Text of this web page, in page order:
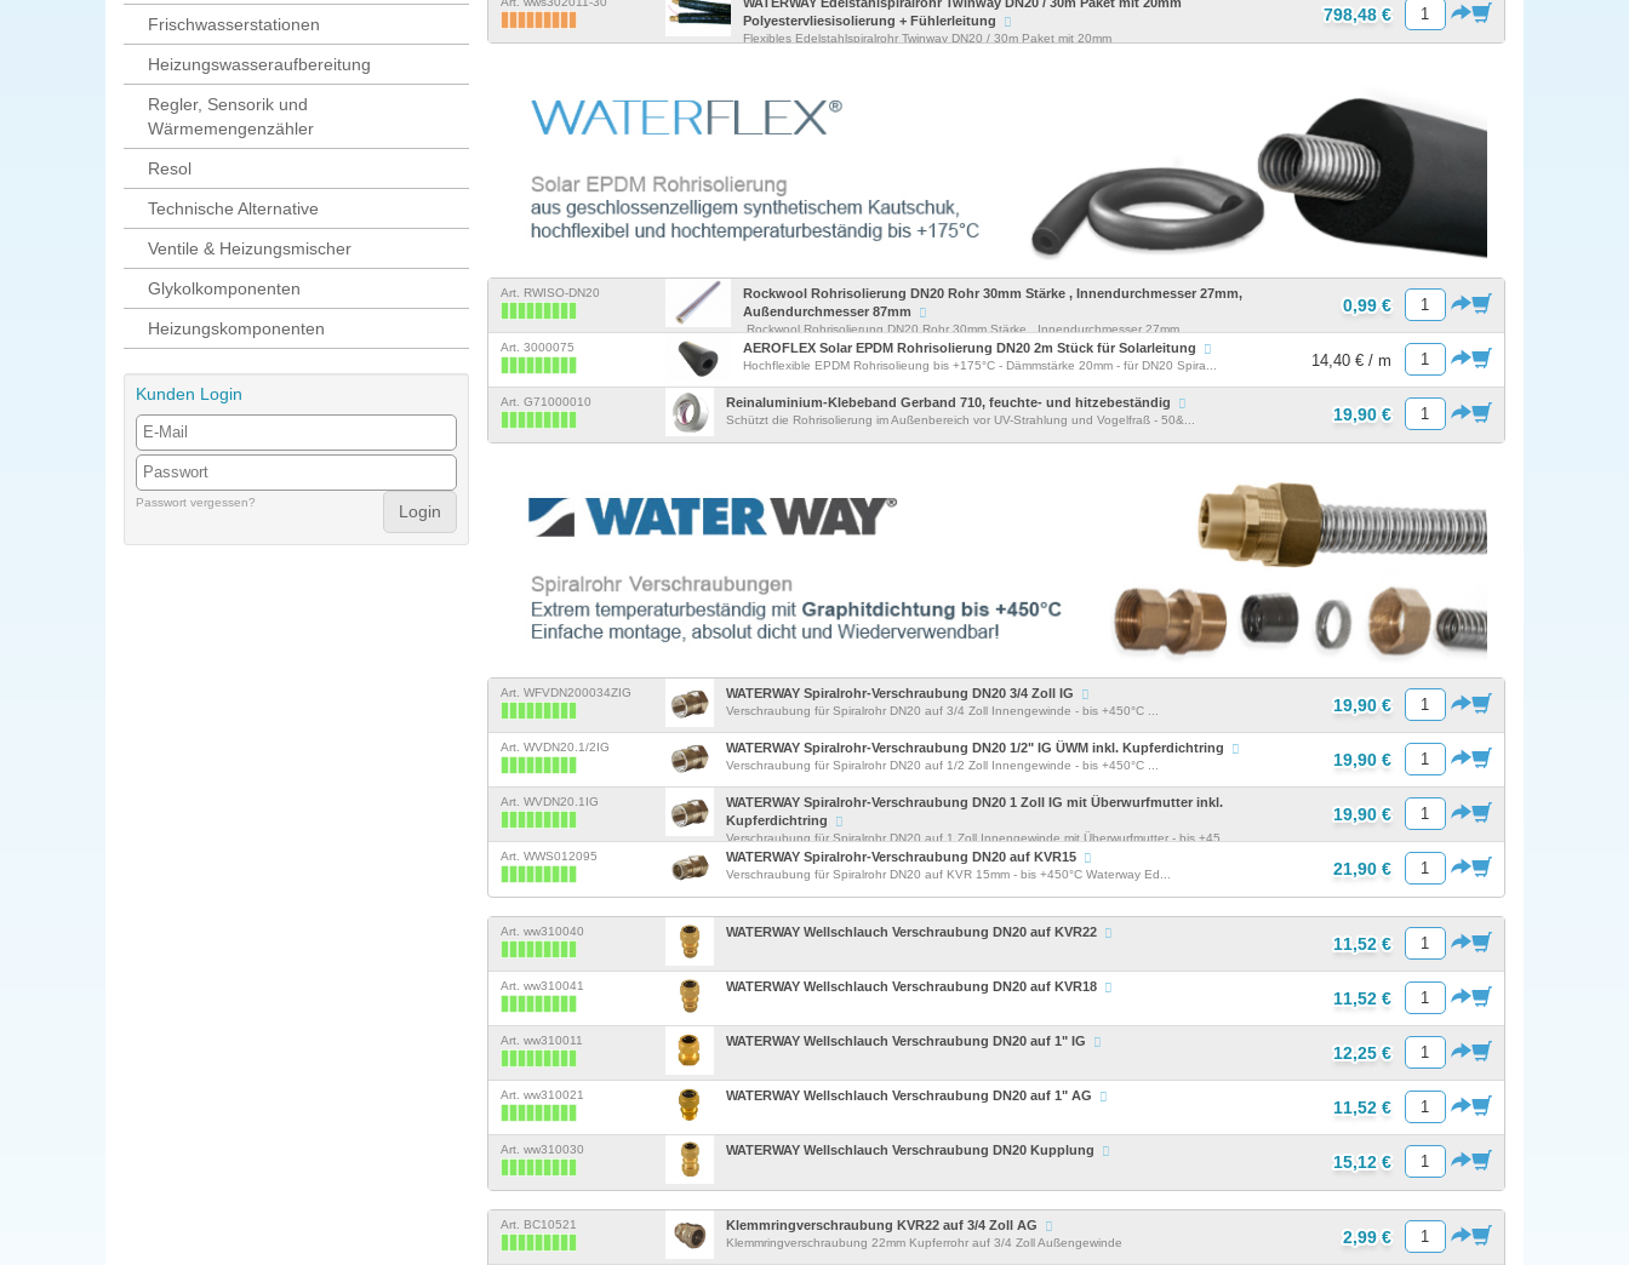
Frischwasserstationen
Heizungswasseraufbereitung
Regler, Sensorik und
Wärmemengenzähler
Resol
Technische Alternative
Ventile & Heizungsmischer
Glykolkomponenten
Heizungskomponenten
Kunden Login
Passwort vergessen?
Polyestervliesisolierung + Fühlerleitung
Flexibles Edelstahlspiralrohr Twinway DN20 / 30m Paket mit 20mm
798,48 €
Art. RWISO-DN20
Rockwool Rohrisolierung DN20 Rohr 30mm Stärke , Innendurchmesser 27mm,
Außendurchmesser 87mm
Rockwool Rohrisolierung DN20 Rohr 30mm Stärke , Innendurchmesser 27mm,
Außendur...
0,99 €
Art. 3000075 AEROFLEX Solar EPDM Rohrisolierung DN20 2m Stück für Solarleitung
Hochflexible EPDM Rohrisolieung bis +175°C - Dämmstärke 20mm - für DN20 Spira... 14,40 € / m
Art. G71000010 Reinaluminium-Klebeband Gerband 710, feuchte- und hitzebeständig
Schützt die Rohrisolierung im Außenbereich vor UV-Strahlung und Vogelfraß - 50&... 19,90 €
Art. WFVDN200034ZIG WATERWAY Spiralrohr-Verschraubung DN20 3/4 Zoll IG
Verschraubung für Spiralrohr DN20 auf 3/4 Zoll Innengewinde - bis +450°C ... 19,90 €
Art. WVDN20.1/2IG WATERWAY Spiralrohr-Verschraubung DN20 1/2" IG ÜWM inkl. Kupferdichtring
Verschraubung für Spiralrohr DN20 auf 1/2 Zoll Innengewinde - bis +450°C ... 19,90 €
Art. WVDN20.1IG
WATERWAY Spiralrohr-Verschraubung DN20 1 Zoll IG mit Überwurfmutter inkl.
Kupferdichtring
Verschraubung für Spiralrohr DN20 auf 1 Zoll Innengewinde mit Überwurfmutter - bis +45...
19,90 €
Art. WWS012095 WATERWAY Spiralrohr-Verschraubung DN20 auf KVR15
Verschraubung für Spiralrohr DN20 auf KVR 15mm - bis +450°C Waterway Ed... 21,90 €
Art. ww310040 WATERWAY Wellschlauch Verschraubung DN20 auf KVR22
11,52 €
Art. ww310041 WATERWAY Wellschlauch Verschraubung DN20 auf KVR18
11,52 €
Art. ww310011 WATERWAY Wellschlauch Verschraubung DN20 auf 1" IG
12,25 €
Art. ww310021 WATERWAY Wellschlauch Verschraubung DN20 auf 1" AG
11,52 €
Art. ww310030 WATERWAY Wellschlauch Verschraubung DN20 Kupplung
15,12 €
Art. BC10521 Klemmringverschraubung KVR22 auf 3/4 Zoll AG
Klemmringverschraubung 22mm Kupferrohr auf 3/4 Zoll Außengewinde 2,99 €